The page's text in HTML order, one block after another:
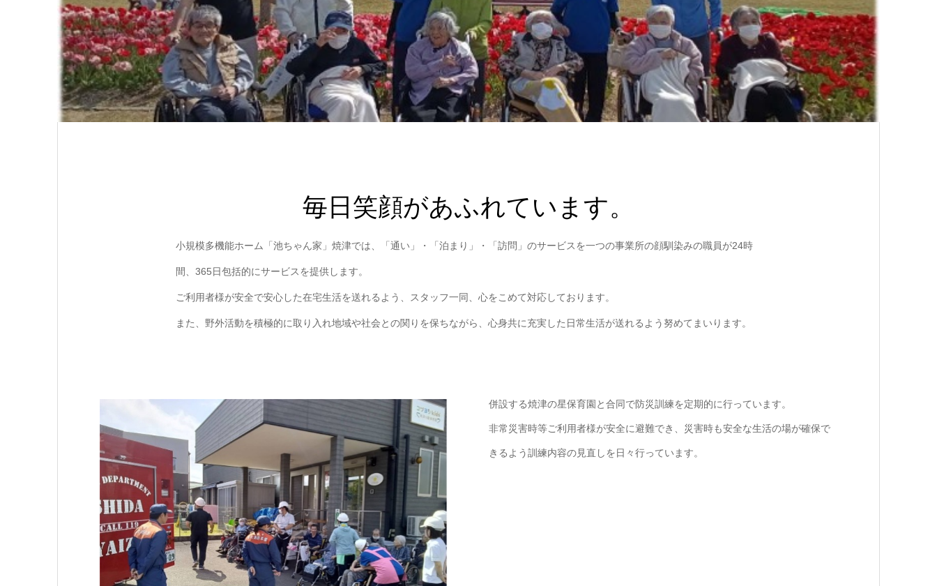
毎日笑顔があふれています。
小規模多機能ホーム「池ちゃん家」焼津では、「通い」・「泊まり」・「訪問」のサービスを一つの事業所の顔馴染みの職員が24時
間、365日包括的にサービスを提供します。
ご利用者様が安全で安心した在宅生活を送れるよう、スタッフ一同、心をこめて対応しております。
また、野外活動を積極的に取り入れ地域や社会との関りを保ちながら、心身共に充実した日常生活が送れるよう努めてまいります。
併設する焼津の星保育園と合同で防災訓練を定期的に行っています。
非常災害時等ご利用者様が安全に避難でき、災害時も安全な生活の場が確保で
きるよう訓練内容の見直しを日々行っています。